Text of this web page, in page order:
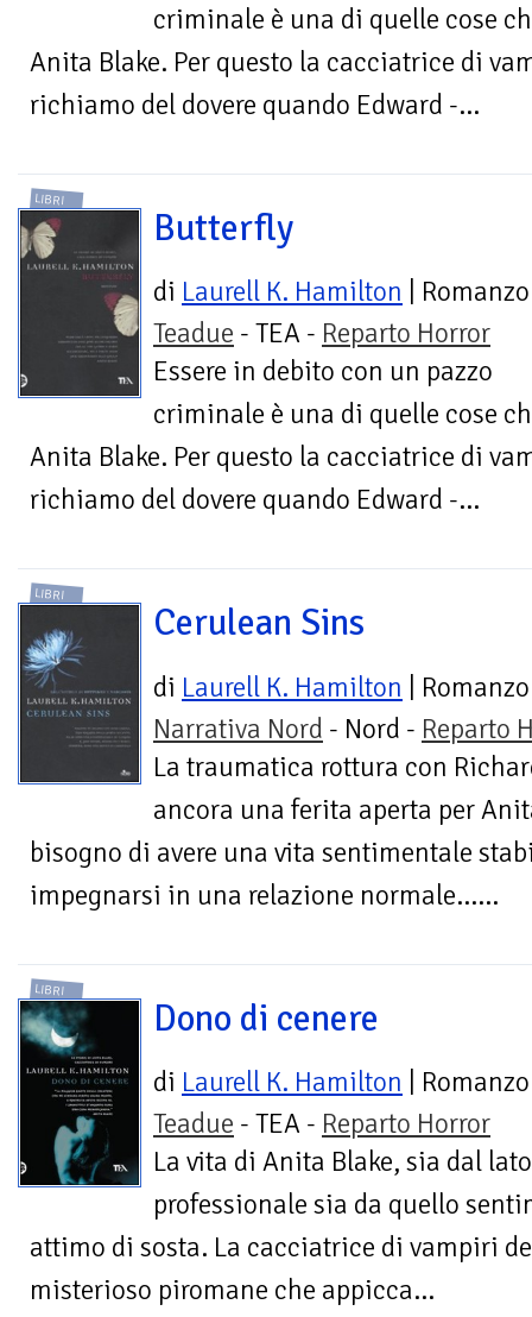
criminale è una di quelle cose
Anita Blake. Per questo la cacciatrice di
richiamo del dovere quando Edward -...
LIBRI
Butterfly
di Laurell K. Hamilton | Romanzo
Teadue - TEA - Reparto Horror
Essere in debito con un pazzo
criminale è una di quelle cose
Anita Blake. Per questo la cacciatrice di
richiamo del dovere quando Edward -...
LIBRI
Cerulean Sins
di Laurell K. Hamilton | Romanzo
Narrativa Nord - Nord - Reparto
La traumatica rottura con
ancora una ferita aperta per
bisogno di avere una vita sentimentale
impegnarsi in una relazione normale…...
LIBRI
Dono di cenere
di Laurell K. Hamilton | Romanzo
Teadue - TEA - Reparto Horror
La vita di Anita Blake, sia dal lato
professionale sia da quello
attimo di sosta. La cacciatrice di vampiri
misterioso piromane che appicca...